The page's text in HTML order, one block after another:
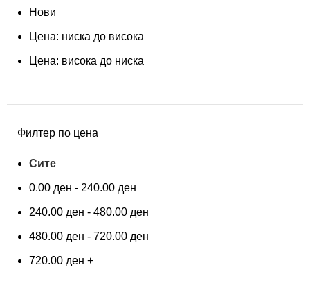
Нови
Цена: ниска до висока
Цена: висока до ниска
Филтер по цена
Сите
0.00 ден - 240.00 ден
240.00 ден - 480.00 ден
480.00 ден - 720.00 ден
720.00 ден +